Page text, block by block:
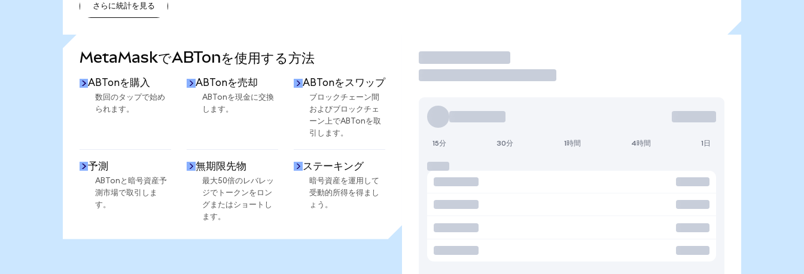
さらに統計を見る
MetaMaskでABTonを使用する方法
ABTonを購入
数回のタップで始め
られます。
ABTonを売却
ABTonを現金に交換
します。
ABTonをスワップ
ブロックチェーン間
およびブロックチェ
ーン上でABTonを取
引します。
予測
ABTonと暗号資産予
測市場で取引しま
す。
無期限先物
最大50倍のレバレッ
ジでトークンをロン
グまたはショートし
ます。
ステーキング
暗号資産を運用して
受動的所得を得まし
ょう。
取引
15分 30分 1時間 4時間 1日